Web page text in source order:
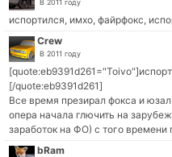
испортился, имхо, файрфокс,
Crew
В 2011 году
[/quote:eb9391d261]
Все время презирал фокса и
опера начала глючить на
заработок на ФО) с того
bRam